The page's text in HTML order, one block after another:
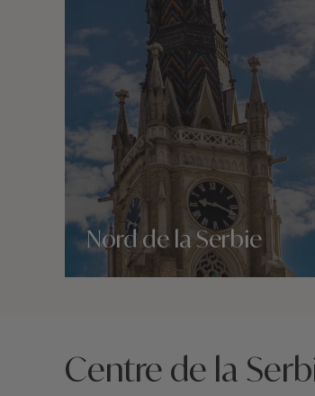
Nord de la Serbie
Centre de la